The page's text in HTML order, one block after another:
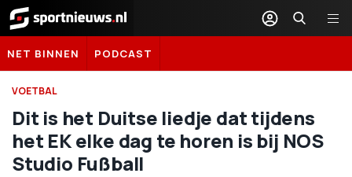
Sportnieuws.nl
NET BINNEN PODCAST
VOETBAL
Dit is het Duitse liedje dat tijdens
het EK elke dag te horen is bij NOS
Studio Fußball